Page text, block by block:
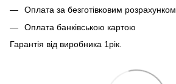
Оплата за безготівковим розрахунком
Оплата банківською картою
Гарантія від виробника 1рiк.